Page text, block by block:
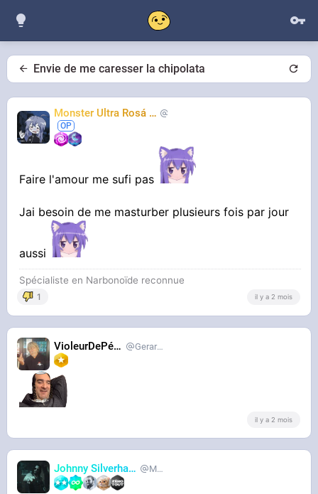
Envie de me caresser la chipolata
Monster Ultra Rosá
❤️
Faire l'amour me sufi pas
Jai besoin de me masturber plusieurs fois par jour
aussi
Spécialiste en Narbonoïde reconnue
1 il y a 2 mois
VioleurDePédo Gerardlevain
il y a 2 mois
Johnny Silverhand MetalHurlant